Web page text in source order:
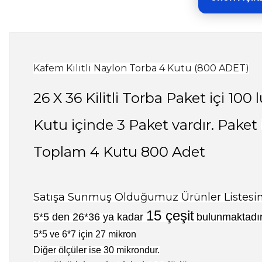
Kafem Kilitli Naylon Torba 4 Kutu (800 ADET)
26 X 36 Kilitli Torba Paket içi 100
Kutu içinde 3 Paket vardır. Paket
Toplam 4 Kutu 800 Adet
Satışa Sunmuş Olduğumuz Ürünler
5*5 den 26*36 ya kadar 15 çeşit
5*5 ve 6*7 için 27 mikron
Diğer ölçüler ise 30 mikrondur.